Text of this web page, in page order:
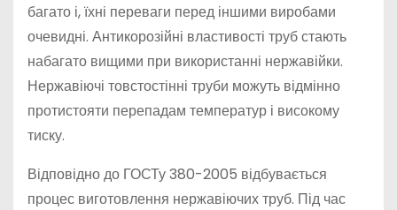
багато і, їхні переваги перед іншими виробами
очевидні. Антикорозійні властивості труб стають
набагато вищими при використанні нержавійки.
Нержавіючі товстостінні труби можуть відмінно
протистояти перепадам температур і високому
тиску.
Відповідно до ГОСТу 380-2005 відбувається
процес виготовлення нержавіючих труб. Під час